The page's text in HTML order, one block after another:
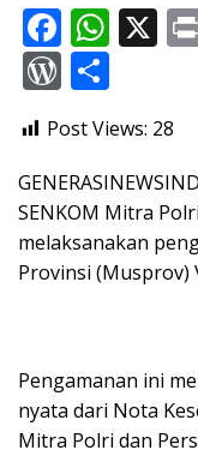
F
ac
e
b
o
o
k
W
s
A
p
p
X
W
or
d
Pr
e
ss
ar
e
Post Views: 28
SENKOM Mitra
melaksanakan
Provinsi (Musprov)
Pengamanan ini
nyata dari Nota
Mitra Polri dan